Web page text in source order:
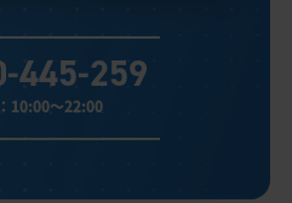
445-259
10:00～22:00